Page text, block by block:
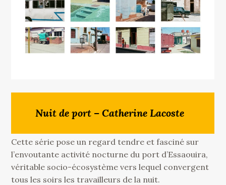
Nuit de port – Catherine Lacoste
Cette série pose un regard tendre et fasciné sur
l’envoutante activité nocturne du port d’Essaouira,
véritable socio-écosystème vers lequel convergent
tous les soirs les travailleurs de la nuit.